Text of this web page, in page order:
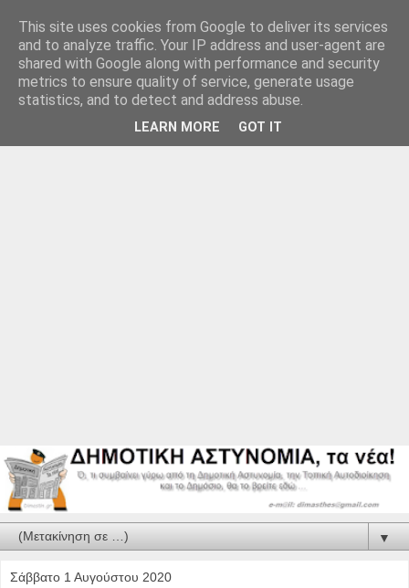
▼
Σάββατο 1 Αυγούστου 2020
This site uses cookies from Google to deliver its services
and to analyze traffic. Your IP address and user-agent are
shared with Google along with performance and security
metrics to ensure quality of service, generate usage
statistics, and to detect and address abuse.
LEARN MORE GOT IT